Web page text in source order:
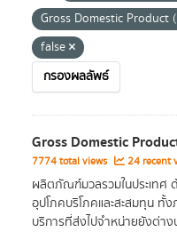
Gross Domestic Product
false
กรองผลลัพธ์
Gross Domestic
7774 total views 24 recent
ผลิตภัณฑ์มวลรวมในประเทศ
อุปโภคบริโภคและสะสมทุน ทั้
บริการที่ส่งไปจำหน่ายยังต่าง